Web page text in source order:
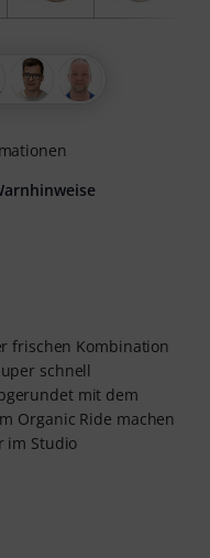
frischen Kombination
schnell
mit dem
Organic Ride machen
im Studio